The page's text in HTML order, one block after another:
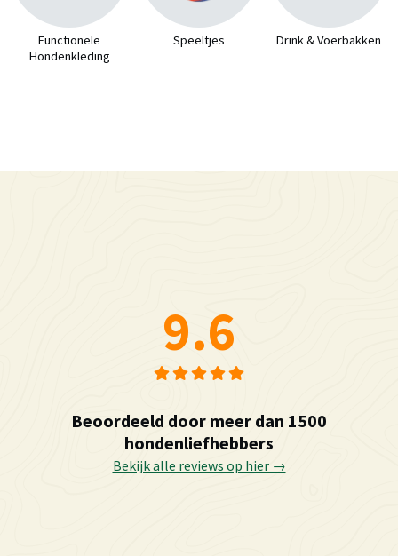
Functionele
Hondenkleding
Speeltjes Drink & Voerbakken
9.6
Beoordeeld door meer dan 1500
hondenliefhebbers
Bekijk alle reviews op hier →